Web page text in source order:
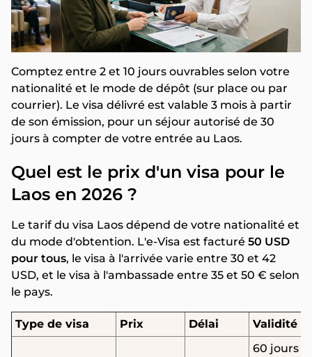
Comptez entre 2 et 10 jours ouvrables selon votre
nationalité et le mode de dépôt (sur place ou par
courrier). Le visa délivré est valable 3 mois à partir
de son émission, pour un séjour autorisé de 30
jours à compter de votre entrée au Laos.
Quel est le prix d'un visa pour le
Laos en 2026 ?
Le tarif du visa Laos dépend de votre nationalité et
du mode d'obtention. L'e-Visa est facturé 50 USD
pour tous, le visa à l'arrivée varie entre 30 et 42
USD, et le visa à l'ambassade entre 35 et 50 € selon
le pays.
Type de visa Prix Délai Validité
60 jours